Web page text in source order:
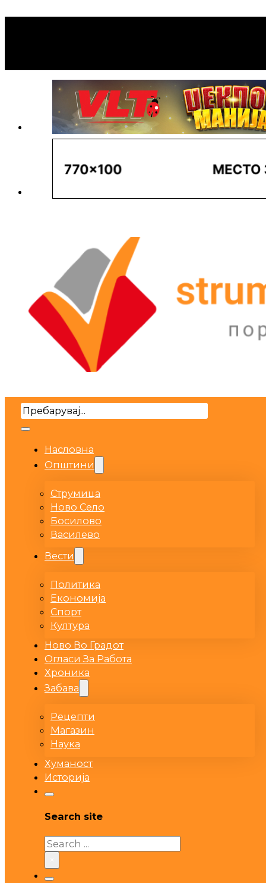
Search
Насловна
Општини
Струмица
Ново Село
Босилово
Василево
Вести
Политика
Економија
Спорт
Култура
Ново Во Градот
Огласи За Работа
Хроника
Забава
Рецепти
Магазин
Наука
Хуманост
Историја
Search site
Search